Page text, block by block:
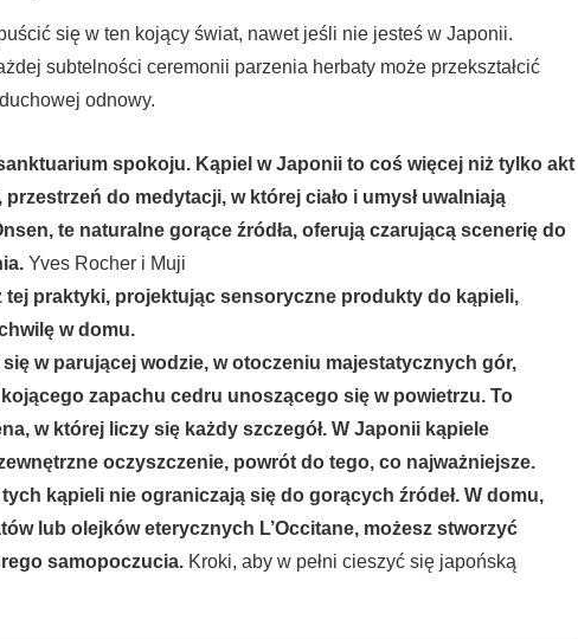
się w ten kojący świat, nawet jeśli nie jesteś w Japonii.
subtelności ceremonii parzenia herbaty może przekształcić
odnowy.
spokoju. Kąpiel w Japonii to coś więcej niż tylko akt
do medytacji, w której ciało i umysł uwalniają
te naturalne gorące źródła, oferują czarującą scenerię do
Yves Rocher i Muji
tej praktyki, projektując sensoryczne produkty do kąpieli,
w domu.
w parującej wodzie, w otoczeniu majestatycznych gór,
zapachu cedru unoszącego się w powietrzu. To
w której liczy się każdy szczegół. W Japonii kąpiele
oczyszczenie, powrót do tego, co najważniejsze.
kąpieli nie ograniczają się do gorących źródeł. W domu,
lub olejków eterycznych L’Occitane, możesz stworzyć
samopoczucia. Kroki, aby w pełni cieszyć się japońską